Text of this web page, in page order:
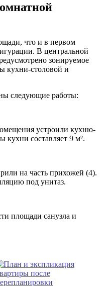
что и в первом
В центральной
зонируемое
кухни-столовой и
следующие работы:
устроили кухню-
кухни составляет 9 м².
на часть прихожей (4).
под унитаз.
площади санузла и